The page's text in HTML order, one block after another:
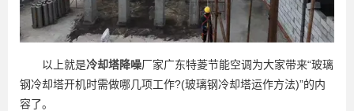
以上就是冷却塔降噪厂家广东特菱节能空调为大家带来“玻璃
钢冷却塔开机时需做哪几项工作?(玻璃钢冷却塔运作方法)”的内
容了。